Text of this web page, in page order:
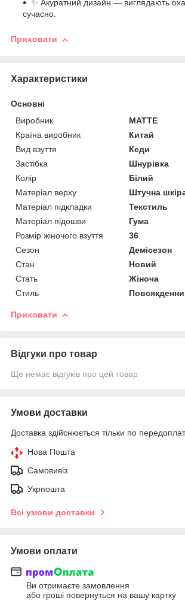
✨ Акуратний дизайн — виглядають
сучасно.
Приховати
Характеристики
Основні
Виробник
MATTE
Країна виробник
Китай
Вид взуття
Кеди
Застібка
Шнурівка
Колір
Білий
Матеріал верху
Штучна
Матеріал підкладки
Текстиль
Матеріал підошви
Гума
Розмір жіночого взуття
36
Сезон
Демісезон
Стан
Новий
Стать
Жіноча
Стиль
Приховати
Відгуки про товар
Ще немає відгуків про цей товар
Умови доставки
Доставка здійснюється тільки по
Нова Пошта
Самовивіз
Укрпошта
Всі умови доставки
Умови оплати
Ви отримаєте замовлення
або гроші повернуться на вашу картку